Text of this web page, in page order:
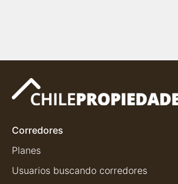
Corredores
Planes
Usuarios buscando corredores